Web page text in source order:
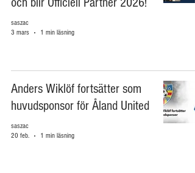
saszac
3 mars
1 min läsning
Anders Wiklöf fortsätter som
huvudsponsor för Åland United
saszac
20 feb.
1 min läsning